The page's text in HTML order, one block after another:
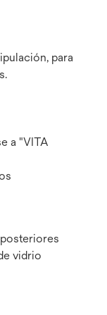
para
a "VITA
vidrio